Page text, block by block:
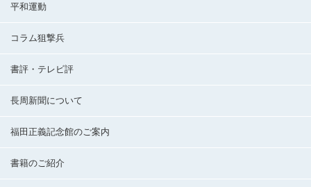
平和運動
コラム狙撃兵
書評・テレビ評
長周新聞について
福田正義記念館のご案内
書籍のご紹介